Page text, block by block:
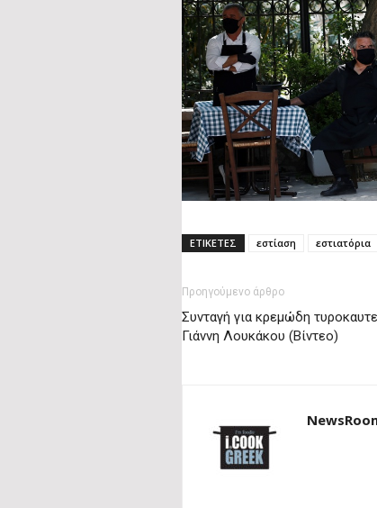
ΕΤΙΚΕΤΕΣ εστίαση εστιατόρια
Προηγούμενο άρθρο
Συνταγή για κρεμώδη
Γιάννη Λουκάκου (Βίντεο)